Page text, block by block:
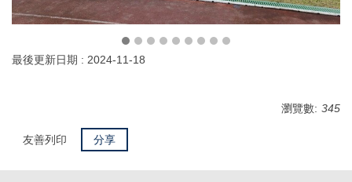
最後更新日期 : 2024-11-18
瀏覽數: 345
友善列印 分享